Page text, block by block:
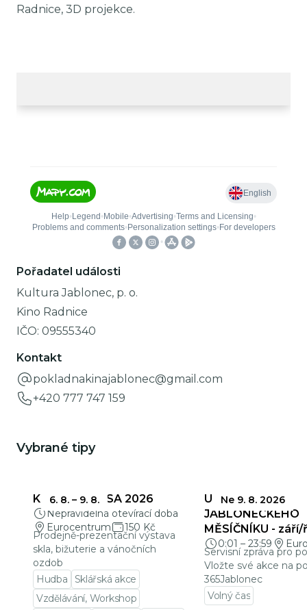
Radnice, 3D projekce.
Pořadatel události
Kultura Jablonec, p. o.
Kino Radnice
IČO: 09555340
Kontakt
pokladnakinajablonec@gmail.com
+420 777 747 159
Vybrané tipy
6. 8. – 9. 8.
KŘEHKÁ KRÁSA 2026
Nepravidelná otevírací doba
Eurocentrum
150 Kč
Prodejně-prezentační výstava
skla, bižuterie a vánočních
ozdob
Hudba
Sklářská akce
Vzdělávání, Workshop
Ne 9. 8. 2026
UZÁVĚRKY
JABLONECKÉHO
MĚSÍČNÍKU -
0:01 – 23:59
Servisní zpráva pro
Vložte své akce na
365Jablonec
Volný čas